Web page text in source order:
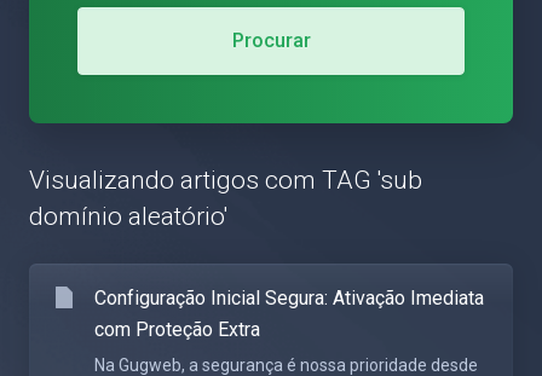
Procurar
Visualizando artigos com TAG 'sub
domínio aleatório'
Configuração Inicial Segura: Ativação Imediata
com Proteção Extra
Na Gugweb, a segurança é nossa prioridade desde